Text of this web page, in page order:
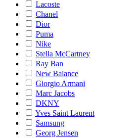
Lacoste
Chanel
Dior
Puma
Nike
Stella McCartney
Ray Ban
New Balance
Giorgio Armani
Marc Jacobs
DKNY
Yves Saint Laurent
Samsung
Georg Jensen